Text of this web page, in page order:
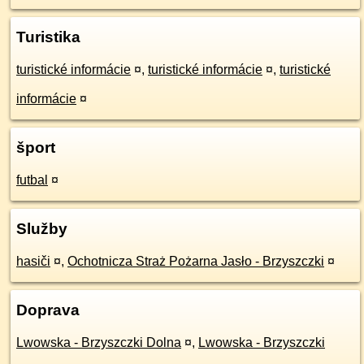
Turistika
turistické informácie ¤, turistické informácie ¤, turistické
informácie ¤
šport
futbal ¤
Služby
hasiči ¤, Ochotnicza Straż Pożarna Jasło - Brzyszczki ¤
Doprava
Lwowska - Brzyszczki Dolna ¤, Lwowska - Brzyszczki